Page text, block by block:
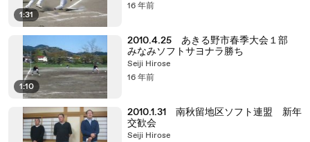
1:31
16 年前
1:10
2010.4.25 あきる野市春季大会１部
みなみソフトサヨナラ勝ち
Seiji Hirose
16 年前
2010.1.31 南秋留地区ソフト連盟 新年
交歓会
Seiji Hirose